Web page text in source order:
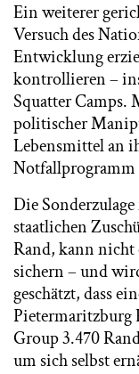
Ein weiterer
Versuch des
Entwicklung
kontrollieren –
Squatter Camps.
politischer
Lebensmittel an
Notfallprogramm
Die
staatlichen
Rand, kann nicht
sichern – und
geschätzt, dass
Pietermaritzburg
Group 3.470
um sich selbst